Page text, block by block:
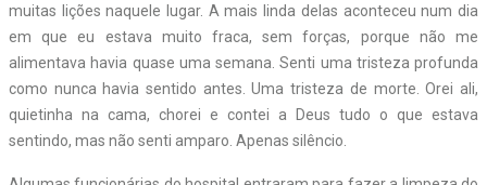
muitas lições naquele lugar. A mais linda delas aconteceu num dia
em que eu estava muito fraca, sem forças, porque não me
alimentava havia quase uma semana. Senti uma tristeza profunda
como nunca havia sentido antes. Uma tristeza de morte. Orei ali,
quietinha na cama, chorei e contei a Deus tudo o que estava
sentindo, mas não senti amparo. Apenas silêncio.